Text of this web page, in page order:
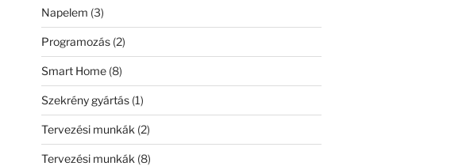
Napelem (3)
Programozás (2)
Smart Home (8)
Szekrény gyártás (1)
Tervezési munkák (2)
Tervezési munkák (8)